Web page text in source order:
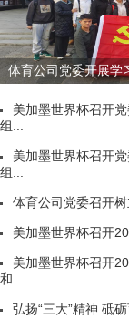
体育公司党委开展学
美加墨世界杯召开
组...
美加墨世界杯召开
组...
体育公司党委召开树
美加墨世界杯召开
美加墨世界杯召开
和...
弘扬“三大”精神 砥